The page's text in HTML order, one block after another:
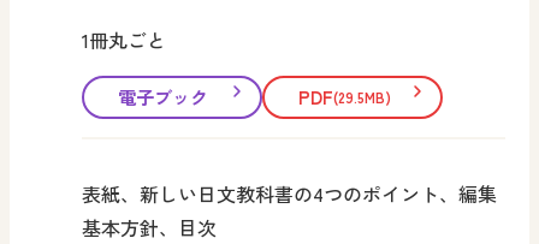
1冊丸ごと
電子ブック PDF(29.5MB)
表紙、新しい日文教科書の4つのポイント、編集
基本方針、目次